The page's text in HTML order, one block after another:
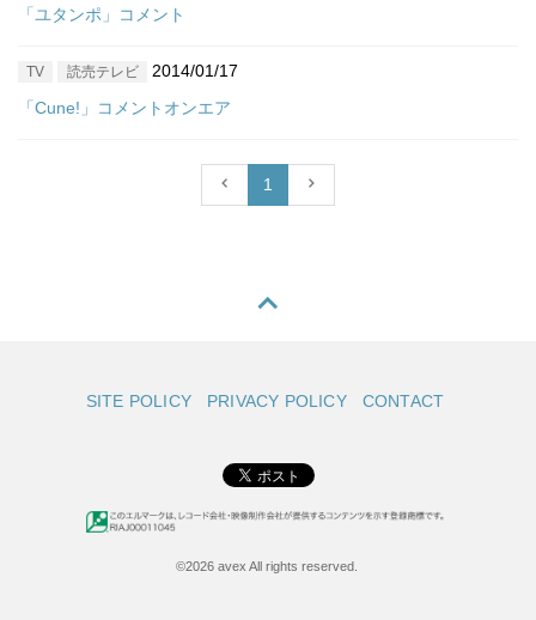
「ユタンポ」コメント
TV 読売テレビ
2014/01/17
「Cune!」コメントオンエア
1
SITE POLICY PRIVACY POLICY CONTACT
©2026 avex All rights reserved.